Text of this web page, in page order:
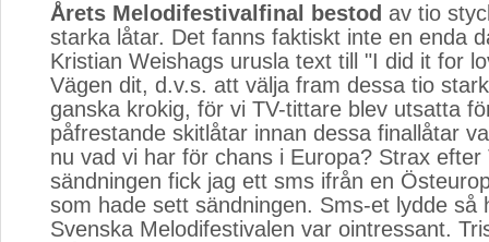
Årets Melodifestivalfinal bestod av tio
starka låtar. Det fanns faktiskt inte en enda
Kristian Weishags urusla text till "I did it for
Vägen dit, d.v.s. att välja fram dessa tio
ganska krokig, för vi TV-tittare blev utsatta
påfrestande skitlåtar innan dessa finallåtar
nu vad vi har för chans i Europa? Strax efter
sändningen fick jag ett sms ifrån en
som hade sett sändningen. Sms-et lydde så
Svenska Melodifestivalen var ointressant.